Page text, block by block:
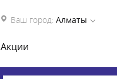
Ваш город: Алматы
Акции